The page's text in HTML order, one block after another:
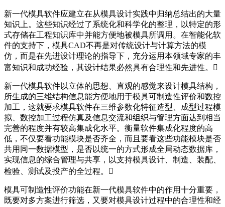
新一代模具软件应建立在从模具设计实践中归纳总结出的大量
知识上。这些知识经过了系统化和科学化的整理，以特定的形
式存储在工程知识库中并能方便地被模具所调用。在智能化软
件的支持下，模具CAD不再是对传统设计与计算方法的模
仿，而是在先进设计理论的指导下，充分运用本领域专家的丰
富知识和成功经验，其设计结果必然具有合理性和先进性。
新一代模具软件以立体的思想、直观的感觉来设计模具结构，
所生成的三维结构信息能方便地用于模具可制造性评价和数控
加工，这就要求模具软件在三维参数化特征造型、成型过程模
拟、数控加工过程仿真及信息交流和组织与管理方面达到相当
完善的程度并有较高集成化水平。衡量软件集成化程度的高
低，不仅要看功能模块是否齐全，而且要看这些功能模块是否
共用同一数据模型，是否以统一的方式形成全局动态数据库，
实现信息的综合管理与共享，以支持模具设计、制造、装配、
检验、测试及投产的全过程。
模具可制造性评价功能在新一代模具软件中的作用十分重要，
既要对多方案进行筛选，又要对模具设计过程中的合理性和经